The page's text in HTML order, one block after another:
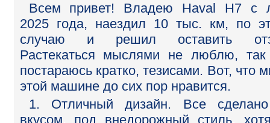
Всем привет! Владею Haval H7 с
2025 года, наездил 10 тыс. км, по
случаю и решил оставить
Растекаться мыслями не люблю, так
постараюсь кратко, тезисами. Вот, что
этой машине до сих пор нравится.
1. Отличный дизайн. Все
вкусом, под внедорожный стиль,